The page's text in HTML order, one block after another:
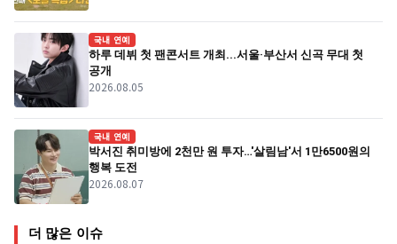
국내 연예
하루 데뷔 첫 팬콘서트 개최...서울·부산서 신곡 무대 첫
공개
2026.08.05
국내 연예
박서진 취미방에 2천만 원 투자…'살림남'서 1만6500원의
행복 도전
2026.08.07
더 많은 이슈